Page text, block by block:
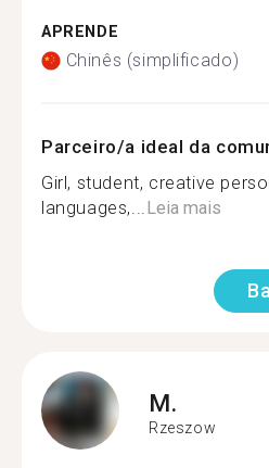
APRENDE
Chinês (simplificado)
Parceiro/a ideal da
Girl, student, creative
languages,...Leia mais
M.
Rzeszow